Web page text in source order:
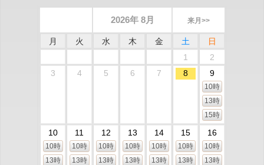
2026年 8月 来月>>
月 火 水 木 金 土
日
1
2
3
4 5 6 7 8 9
10時
13時
15時
10
10時
13時
11
10時
13時
12
10時
13時
13
10時
13時
14
10時
13時
15
10時
13時
16
10時
13時